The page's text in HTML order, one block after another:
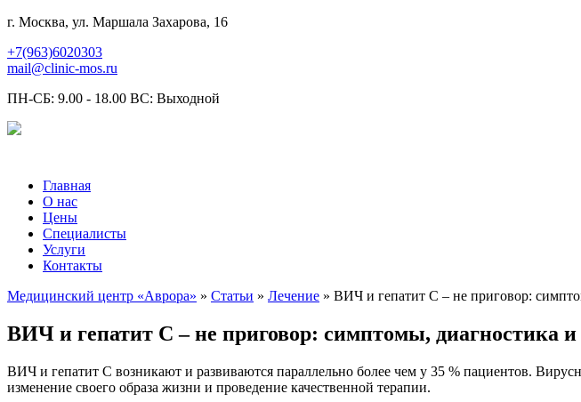
г. Москва, ул. Маршала Захарова, 16
+7(963)6020303
mail@clinic-mos.ru
ПН-СБ: 9.00 - 18.00 ВС: Выходной
Главная
О нас
Цены
Специалисты
Услуги
Контакты
Медицинский центр «Аврора» » Статьи » Лечение » ВИЧ и гепатит С – не приговор:
ВИЧ и гепатит С – не приговор: симптомы, диагностика и
ВИЧ и гепатит С возникают и развиваются параллельно более чем у 35 % пациентов.
изменение своего образа жизни и проведение качественной терапии.